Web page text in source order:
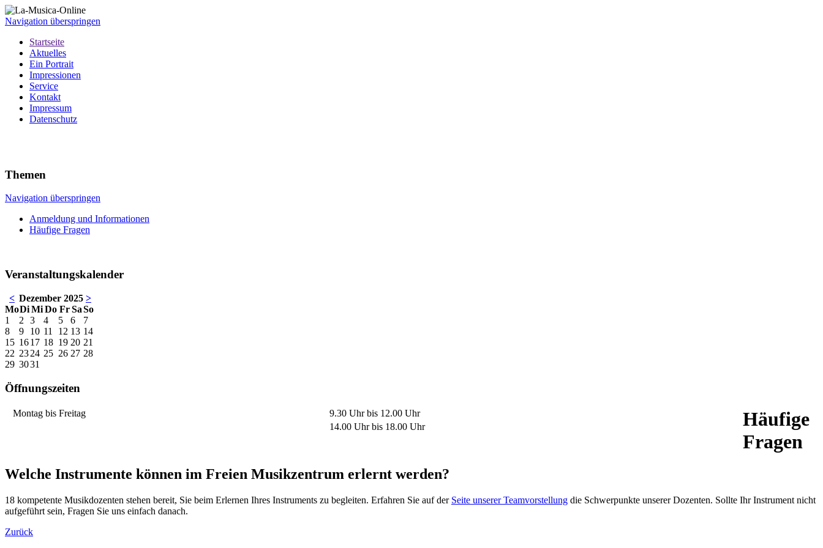
Navigation überspringen
Startseite
Aktuelles
Ein Portrait
Impressionen
Service
Kontakt
Impressum
Datenschutz
Themen
Navigation überspringen
Anmeldung und Informationen
Häufige Fragen
Veranstaltungskalender
< Dezember 2025 >
MoDiMi Do Fr SaSo
1
2 3 4 5 6
7
8
9 10 11 12 13 14
15 1617 18 19 20 21
22 2324 25 26 27 28
29 3031
Öffnungszeiten
Montag bis Freitag
9.30 Uhr bis 12.00 Uhr
14.00 Uhr bis 18.00 Uhr
Häufige
Fragen
Welche Instrumente können im Freien Musikzentrum erlernt werden?
18 kompetente Musikdozenten stehen bereit, Sie beim Erlernen Ihres Instruments zu begleiten. Erfahren Sie auf der Seite unserer Teamvorstellung die Schwerpunkte unserer Dozenten. Sollte Ihr Instrument nicht
aufgeführt sein, Fragen Sie uns einfach danach.
Zurück